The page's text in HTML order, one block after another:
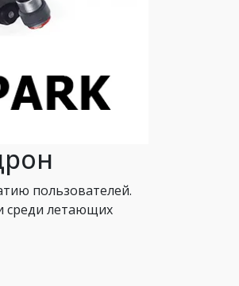
пользователей.
среди летающих